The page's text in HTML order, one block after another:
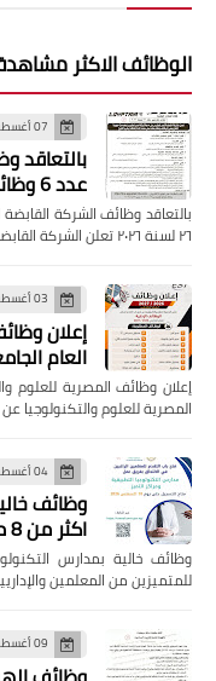
الوظائف الاكثر
07 أغسطس 2026
بالتعاقد
عدد 6 وظائف خالية
٢٦ لسنة ٢٠٢٦ تعلن الشركة القابضة لمصر للطي…
03 أغسطس 2026
العام الجامعي
المصرية للعلوم والتكنولوجيا
04 أغسطس 2026
وظائف
اكثر من 8 محافظات
للمتميزين من المعلمين
09 أغسطس 2026